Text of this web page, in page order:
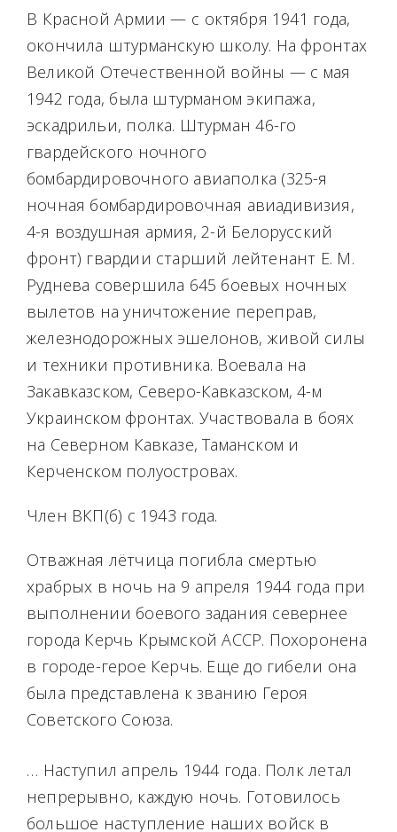
В Красной Армии — с октября 1941 года,
окончила штурманскую школу. На фронтах
Великой Отечественной войны — с мая
1942 года, была штурманом экипажа,
эскадрильи, полка. Штурман 46-го
гвардейского ночного
бомбардировочного авиаполка (325-я
ночная бомбардировочная авиадивизия,
4-я воздушная армия, 2-й Белорусский
фронт) гвардии старший лейтенант Е. М.
Руднева совершила 645 боевых ночных
вылетов на уничтожение переправ,
железнодорожных эшелонов, живой силы
и техники противника. Воевала на
Закавказском, Северо-Кавказском, 4-м
Украинском фронтах. Участвовала в боях
на Северном Кавказе, Таманском и
Керченском полуостровах.
Член ВКП(б) с 1943 года.
Отважная лётчица погибла смертью
храбрых в ночь на 9 апреля 1944 года при
выполнении боевого задания севернее
города Керчь Крымской АССР. Похоронена
в городе-герое Керчь. Еще до гибели она
была представлена к званию Героя
Советского Союза.
… Наступил апрель 1944 года. Полк летал
непрерывно, каждую ночь. Готовилось
большое наступление наших войск в